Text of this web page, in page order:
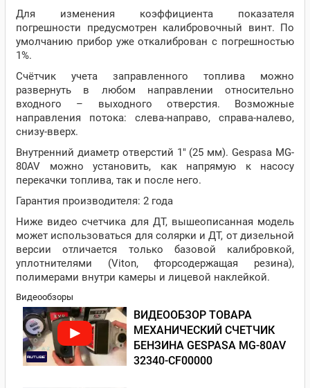
Для изменения коэффициента показателя
погрешности предусмотрен калибровочный винт. По
умолчанию прибор уже откалиброван с погрешностью
1%.
Счётчик учета заправленного топлива можно
развернуть в любом направлении относительно
входного – выходного отверстия. Возможные
направления потока: слева-направо, справа-налево,
снизу-вверх.
Внутренний диаметр отверстий 1" (25 мм). Gespasa MG-
80AV можно установить, как напрямую к насосу
перекачки топлива, так и после него.
Гарантия производителя: 2 года
Ниже видео счетчика для ДТ, вышеописанная модель
может использоваться для солярки и ДТ, от дизельной
версии отличается только базовой калибровкой,
уплотнителями (Viton, фторсодержащая резина),
полимерами внутри камеры и лицевой наклейкой.
Видеообзоры
ВИДЕООБЗОР ТОВАРА
МЕХАНИЧЕСКИЙ СЧЕТЧИК
БЕНЗИНА GESPASA MG-80AV
32340-CF00000